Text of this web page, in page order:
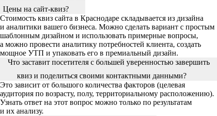
Цены на сайт-квиз?
Стоимость квиз сайта в Краснодаре складывается из дизайна
и аналитики вашего бизнеса. Можно сделать вариант с простым
шаблонным дизайном и использовать примерные вопросы,
а можно провести аналитику потребностей клиента, создать
мощное УТП и упаковать его в премиальный дизайн.
Что заставит посетителя с большей уверенностью завершить
квиз и поделиться своими контактными данными?
Это зависит от большого количества факторов (целевая
аудитория по возрасту, полу, территориальному расположению).
Узнать ответ на этот вопрос можно только по результатам
и их анализу.